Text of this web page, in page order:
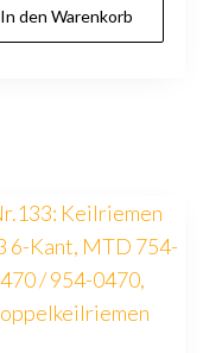
In den Warenkorb